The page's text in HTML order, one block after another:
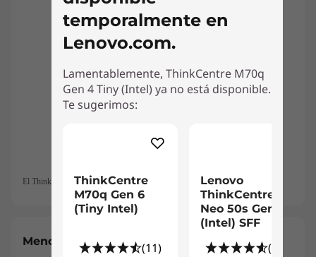
El ThinkCentre Tiny-in-One se vende por separado.
Menos impacto en el planeta y los usuarios
temporalmente en
Lenovo.com.
Lamentablemente, ThinkCentre M70q
Gen 4 Tiny (Intel) ya no está disponible.
Te sugerimos:
ThinkCentre
M70q Gen 6
(Tiny Intel)
(11)
Lenovo
ThinkCentre
Neo 50s Gen 5
(Intel) SFF
(45)